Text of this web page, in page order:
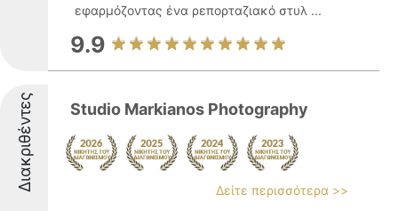
εφαρμόζοντας ένα ρεπορταζιακό στυλ ...
9.9
Διακριθέντες Studio Markianos Photography
Δείτε περισσότερα >>